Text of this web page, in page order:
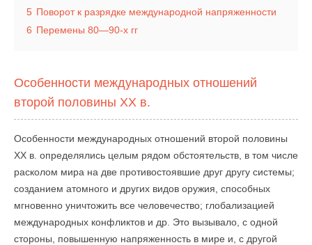
5 Поворот к разрядке международной напряженности
6 Перемены 80—90-х гг
Особенности международных отношений
второй половины XX в.
Особенности международных отношений второй половины
XX в. определялись целым рядом обстоятельств, в том числе
расколом мира на две противостоявшие друг другу системы;
созданием атомного и других видов оружия, способных
мгновенно уничтожить все человечество; глобализацией
международных конфликтов и др. Это вызывало, с одной
стороны, повышенную напряженность в мире и, с другой